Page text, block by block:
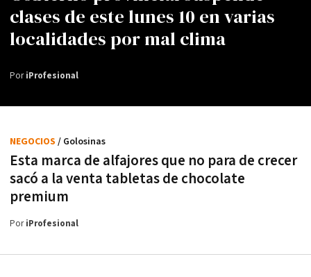
clases de este lunes 10 en varias
localidades por mal clima
PoriProfesional
Esta marca de alfajores que no para de crecer
sacó a la venta tabletas de chocolate
premium
NEGOCIOS / Golosinas
PoriProfesional